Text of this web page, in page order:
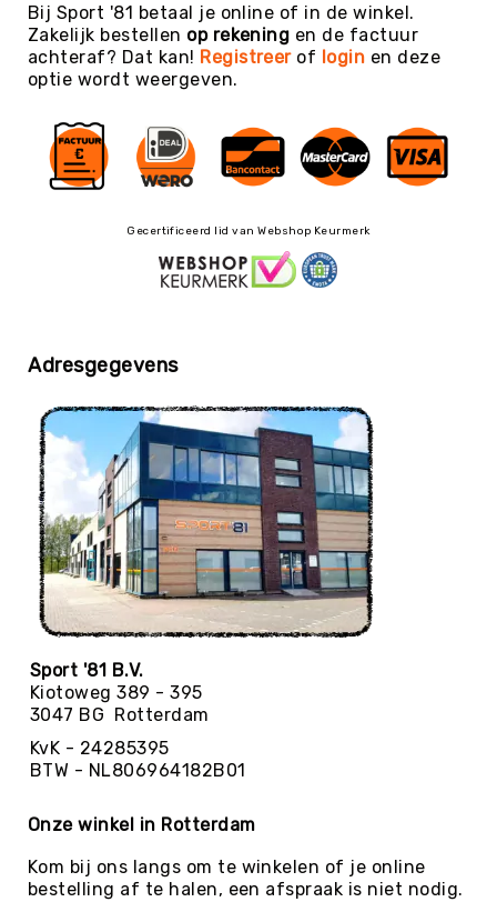
Trefbal
Trendsporten
Turnen
Gymnastiek
Vechtsport
Volleybal
&
Yogamatten
Yoga
Bolsters
Yoga
Accessoires
KinderYoga
Meditatiekussens
Yoga
Pakketten
reiniging
Zaalvoetballen
Zwemmen
BALLEN
Sportballen
American
Bij Sport '81 betaal je online of in de winkel.
Zakelijk bestellen op rekening en de factuur
achteraf? Dat kan! Registreerof login en deze
optie wordt weergeven.
Gecertificeerd lid van Webshop Keurmerk
Adresgegevens
Sport '81 B.V.
Kiotoweg 389 - 395
3047 BG Rotterdam
KvK - 24285395
BTW - NL806964182B01
Onze winkel in Rotterdam
Kom bij ons langs om te winkelen of je online
bestelling af te halen, een afspraak is niet nodig.